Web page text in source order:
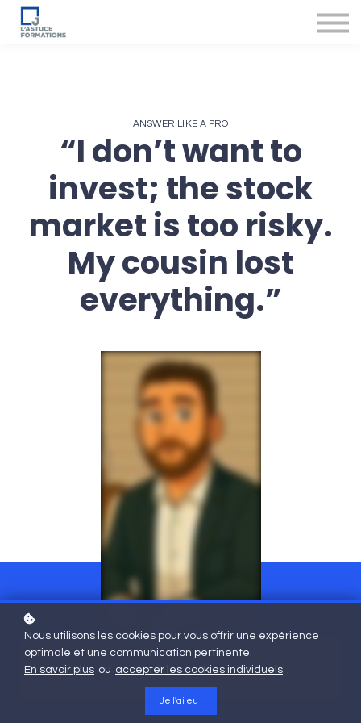
Accompagnement des conseillers
ANSWER LIKE A PRO
“I don’t want to
invest; the stock
market is too risky.
My cousin lost
everything.”
“Common objection: ‘Investing is too risky.’ See how to
respond.”
Nous utilisons les cookies pour vous offrir une expérience
optimale et une communication pertinente.
En savoir plus ou accepter les cookies individuels .
Je l'ai eu !